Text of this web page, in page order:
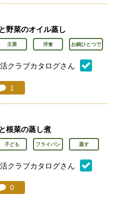
野菜のオイル蒸し
主菜 洋食 お鍋ひとつで
クラブカタログさん
り登録：
録
コメント：
1
根菜の蒸し煮
子ども フライパン 蒸す
クラブカタログさん
り登録：
録
コメント：
0